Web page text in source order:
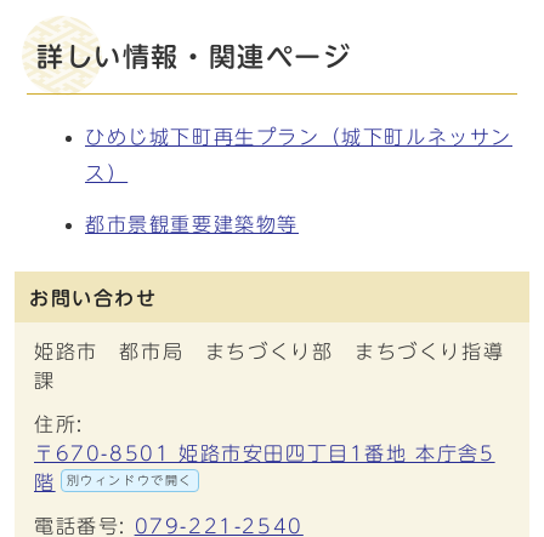
詳しい情報・関連ページ
ひめじ城下町再生プラン（城下町ルネッサン
ス）
都市景観重要建築物等
お問い合わせ
姫路市 都市局 まちづくり部 まちづくり指導
課
住所:
〒670-8501 姫路市安田四丁目1番地 本庁舎5
階
別ウィンドウで開く
電話番号: 079-221-2540